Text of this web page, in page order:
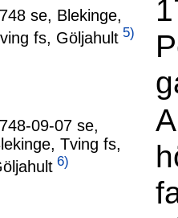
se, Blekinge,
fs, Göljahult 5)
09-07 se,
Tving fs,
6)